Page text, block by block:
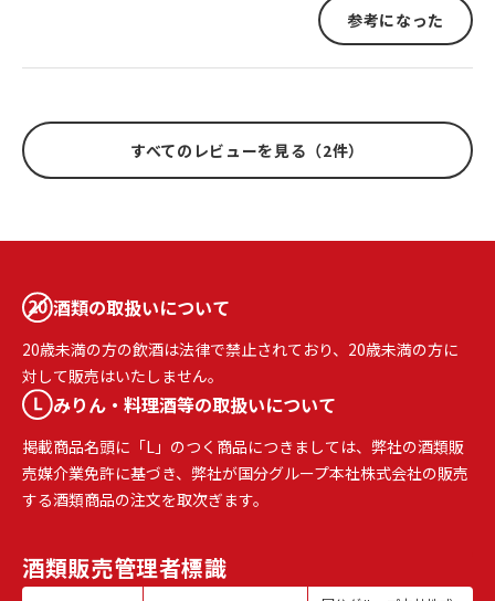
参考になった
すべてのレビューを見る（2件）
酒類の取扱いについて
20歳未満の方の飲酒は法律で禁止されており、20歳未満の方に
対して販売はいたしません。
みりん・料理酒等の取扱いについて
掲載商品名頭に「L」のつく商品につきましては、弊社の酒類販
売媒介業免許に基づき、弊社が国分グループ本社株式会社の販売
する酒類商品の注文を取次ぎます。
酒類販売管理者標識